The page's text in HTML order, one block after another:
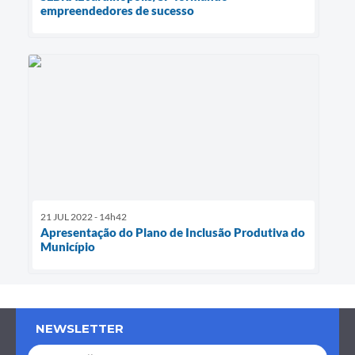
empreendedores de sucesso
21 JUL 2022 - 14h42
Apresentação do Plano de Inclusão Produtiva do
Município
NEWSLETTER